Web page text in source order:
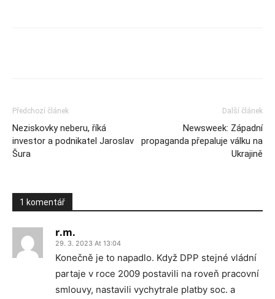
Předchozí článek
Neziskovky neberu, říká
investor a podnikatel Jaroslav
Šura
Další článek
Newsweek: Západní
propaganda přepaluje válku na
Ukrajině
1 komentář
r.m.
29. 3. 2023 At 13:04
Konečně je to napadlo. Když DPP stejné vládní
partaje v roce 2009 postavili na roveň pracovní
smlouvy, nastavili vychytrale platby soc. a